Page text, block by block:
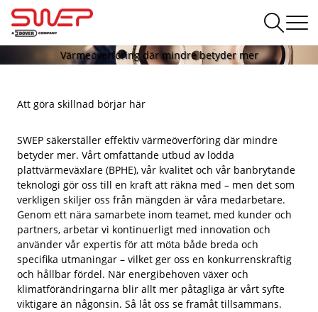
Värmeöverföring där mindre betyder mer
Att göra skillnad börjar här
SWEP säkerställer effektiv värmeöverföring där mindre
betyder mer. Vårt omfattande utbud av lödda
plattvärmeväxlare (BPHE), vår kvalitet och vår banbrytande
teknologi gör oss till en kraft att räkna med – men det som
verkligen skiljer oss från mängden är våra medarbetare.
Genom ett nära samarbete inom teamet, med kunder och
partners, arbetar vi kontinuerligt med innovation och
använder vår expertis för att möta både breda och
specifika utmaningar – vilket ger oss en konkurrenskraftig
och hållbar fördel. När energibehoven växer och
klimatförändringarna blir allt mer påtagliga är vårt syfte
viktigare än någonsin. Så låt oss se framåt tillsammans.